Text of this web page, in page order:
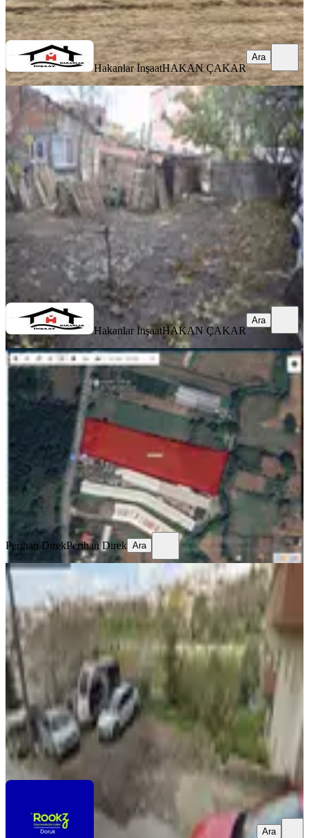
Ara
Hakanlar İnşaatHAKAN ÇAKAR
Ara
İmrahor Mah'de Hakanlar İnşaattan
Kiralık 180m2 Arsa
Arnavutköy, İmrahor Mahallesi
180 m²
56/m² ·03.12.2022
10.000 ₺
Hakanlar İnşaatHAKAN ÇAKAR
Ara
Hakanlar İnşaatHAKAN ÇAKAR
Ara
%21
Sahibinden Beykoz Da Ana Cadde
Üzeri Kiralık Bahçe-tarla-çiftlik Olur
Beykoz, Mahmutşevketpaşa Mahallesi
1900 m²
·16/m²·19.07.2026
30.000 ₺ 38.000 ₺
Perihan Direk Perihan Direk
Perihan DirekPerihan Direk Ara
Ümraniye Çakmak'da Kiralık Ticari
Arsa! Depo,otopark,şantiye...
Ümraniye, Armağanevler Mahallesi
535 m²
· · 27.07.2026
75.000 ₺
ROOKZ DORUK GAYRİMENKUL Deniz Bingöl
Ara
Ara